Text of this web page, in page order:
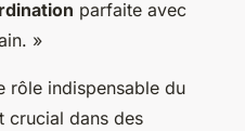
parfaite avec
»
rôle indispensable du
crucial dans des